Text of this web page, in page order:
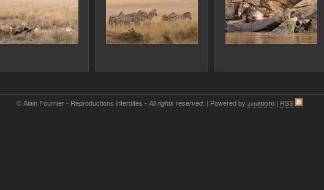
© Alain Fournier - Reproductions interdites - All rights reserved. | Powered by zenphoto| RSS